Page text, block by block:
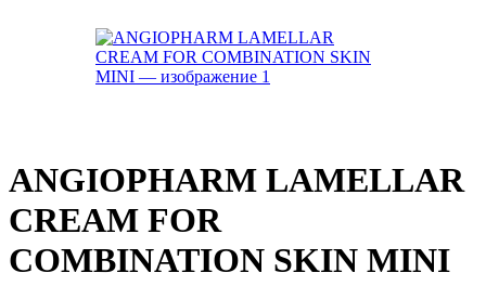
ANGIOPHARM LAMELLAR
CREAM FOR
COMBINATION SKIN MINI